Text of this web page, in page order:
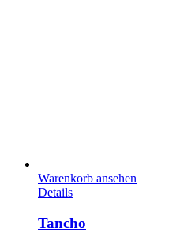
Warenkorb ansehen
Details
Tancho